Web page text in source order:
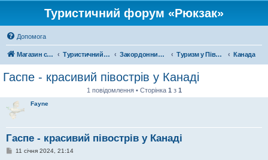
Туристичний форум «Рюкзак»
Допомога
Магазин спорядження Туристичний форум «Рюкзак» Закордонний туризм Туризм у Північній Америці Канада
Гаспе - красивий півострів у Канаді
1 повідомлення • Сторінка 1 з 1
Fayne
Гаспе - красивий півострів у Канаді
П11 січня 2024, 21:14